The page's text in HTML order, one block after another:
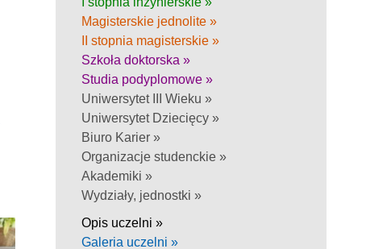
Magisterskie jednolite »
II stopnia magisterskie »
Szkoła doktorska »
Studia podyplomowe »
Uniwersytet III Wieku »
Uniwersytet Dziecięcy »
Biuro Karier »
Organizacje studenckie »
Akademiki »
Wydziały, jednostki »
Opis uczelni »
Galeria uczelni »